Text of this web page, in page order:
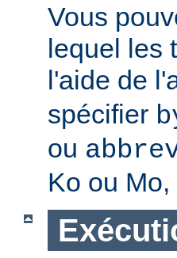
Vous
lequel les
l'aide de
spécifier
ou
Ko ou